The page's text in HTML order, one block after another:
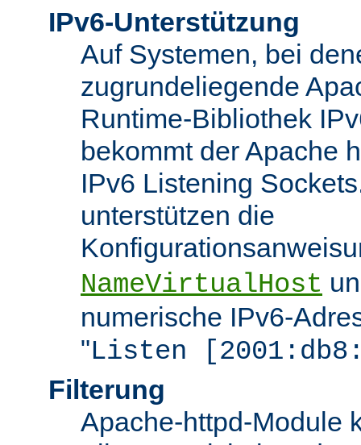
IPv6-Unterstützung
Auf Systemen, bei
zugrundeliegende
Runtime-Bibliothek
bekommt der Apache
IPv6 Listening
unterstützen die
NameVirtualHost
numerische IPv6-
"Listen
Filterung
Apache-httpd-Module